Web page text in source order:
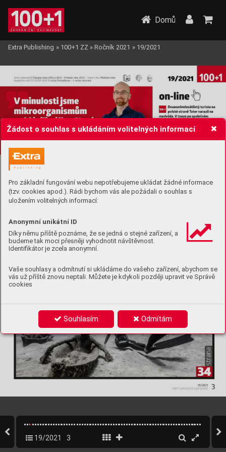
Žádost o souhlas s ukládáním volitelných informací
Pro základní fungování webu nepotřebujeme ukládat žádné informace
(tzv. cookies apod.). Rádi bychom vás ale požádali o souhlas s
uložením volitelných informací:
Anonymní unikátní ID
Díky němu příště poznáme, že se jedná o stejné zařízení, a
budeme tak moci přesněji vyhodnotit návštěvnost.
Identifikátor je zcela anonymní.
Vaše souhlasy a odmítnutí si ukládáme do vašeho zařízení, abychom se
vás už příště znovu neptali. Můžete je kdykoli později upravit ve Správě
cookies
Souhlasím Odmítám
Domů
Extra Publishing » 100+1 ZZ » Ročník 2021 » 19/2021
19/2021 3